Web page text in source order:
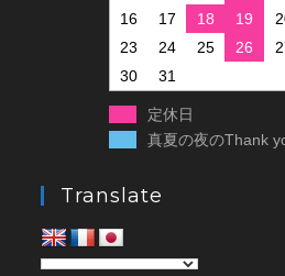
16
17 18 19
23
24 25 26
30
31
定休日
真夏の夜のThank
Translate